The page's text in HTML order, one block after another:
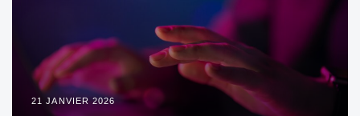
21 JANVIER 2026